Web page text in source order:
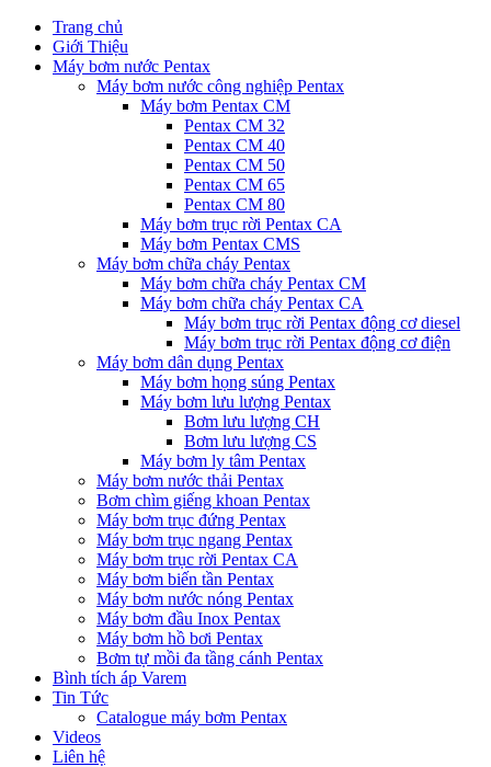
Trang chủ
Giới Thiệu
Máy bơm nước Pentax
Máy bơm nước công nghiệp Pentax
Máy bơm Pentax CM
Pentax CM 32
Pentax CM 40
Pentax CM 50
Pentax CM 65
Pentax CM 80
Máy bơm trục rời Pentax CA
Máy bơm Pentax CMS
Máy bơm chữa cháy Pentax
Máy bơm chữa cháy Pentax CM
Máy bơm chữa cháy Pentax CA
Máy bơm trục rời Pentax động cơ diesel
Máy bơm trục rời Pentax động cơ điện
Máy bơm dân dụng Pentax
Máy bơm họng súng Pentax
Máy bơm lưu lượng Pentax
Bơm lưu lượng CH
Bơm lưu lượng CS
Máy bơm ly tâm Pentax
Máy bơm nước thải Pentax
Bơm chìm giếng khoan Pentax
Máy bơm trục đứng Pentax
Máy bơm trục ngang Pentax
Máy bơm trục rời Pentax CA
Máy bơm biến tần Pentax
Máy bơm nước nóng Pentax
Máy bơm đầu Inox Pentax
Máy bơm hồ bơi Pentax
Bơm tự mồi đa tầng cánh Pentax
Bình tích áp Varem
Tin Tức
Catalogue máy bơm Pentax
Videos
Liên hệ